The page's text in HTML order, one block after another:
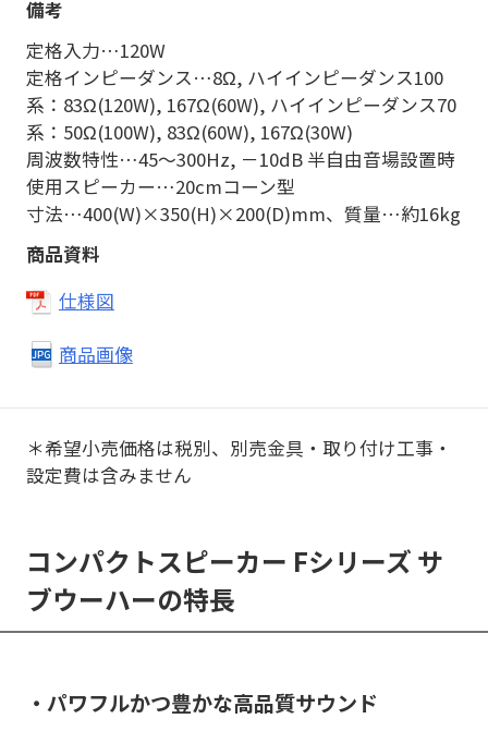
定格入力…120W
定格インピーダンス…8Ω, ハイインピーダンス100
系：83Ω(120W), 167Ω(60W), ハイインピーダンス70
系：50Ω(100W), 83Ω(60W), 167Ω(30W)
周波数特性…45～300Hz, －10dB 半自由音場設置時
使用スピーカー…20cmコーン型
寸法…400(W)×350(H)×200(D)mm、質量…約16kg
仕様図
商品画像
＊希望小売価格は税別、別売金具・取り付け工事・
設定費は含みません
コンパクトスピーカー Fシリーズ サ
ブウーハーの特長
・パワフルかつ豊かな高品質サウンド